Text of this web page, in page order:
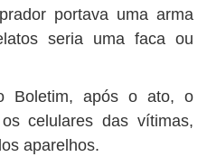
portava uma arma
seria uma faca ou
Boletim, após o ato, o
celulares das vítimas,
aparelhos.